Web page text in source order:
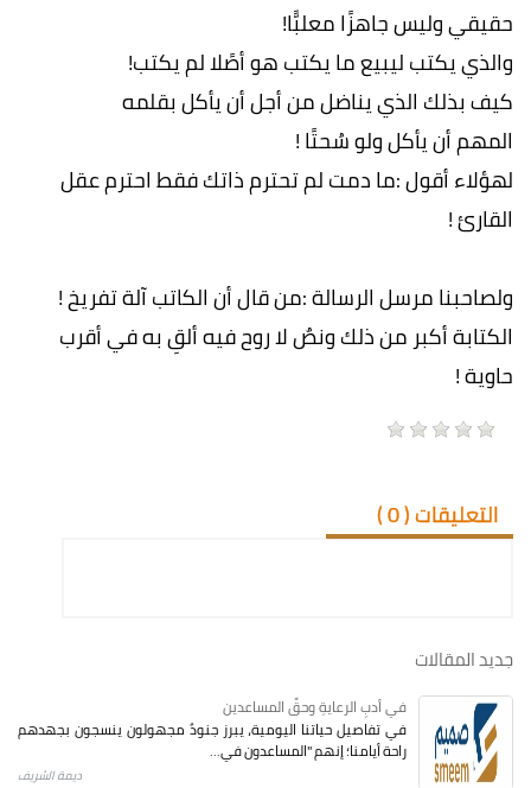
حقيقي وليس جاهزًا معلبًّا!
والذي يكتب ليبيع ما يكتب هو أصًلا لم يكتب!
كيف بذلك الذي يناضل من أجل أن يأكل بقلمه
المهم أن يأكل ولو سُحتًا !
لهؤلاء أقول :ما دمت لم تحترم ذاتك فقط احترم عقل
القارئ !
ولصاحبنا مرسل الرسالة :من قال أن الكاتب آلة تفريخ !
الكتابة أكبر من ذلك ونصٌ لا روح فيه ألقِ به في أقرب
حاوية !
التعليقات (0
)
جديد المقالات
في أدبِ الرعايةِ وحقِّ المساعدين
في تفاصيل حياتنا اليومية، يبرز جنودٌ مجهولون ينسجون بجهدهم
راحة أيامنا؛ إنهم "المساعدون في...
ديمة الشريف